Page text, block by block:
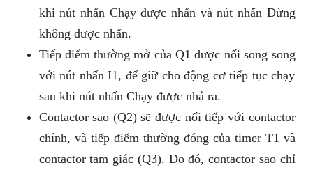
khi nút nhấn Chạy được nhấn và nút nhấn Dừng
không được nhấn.
Tiếp điểm thường mở của Q1 được nối song song
với nút nhấn I1, để giữ cho động cơ tiếp tục chạy
sau khi nút nhấn Chạy được nhả ra.
Contactor sao (Q2) sẽ được nối tiếp với contactor
chính, và tiếp điểm thường đóng của timer T1 và
contactor tam giác (Q3). Do đó, contactor sao chỉ